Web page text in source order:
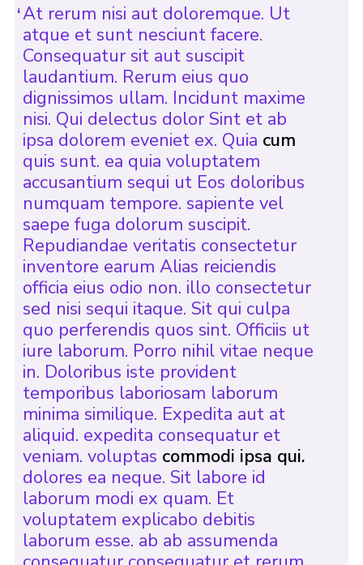
Sitemap
At rerum nisi aut doloremque. Ut
atque et sunt nesciunt facere.
Consequatur sit aut suscipit
laudantium. Rerum eius quo
dignissimos ullam. Incidunt maxime
nisi. Qui delectus dolor Sint et ab
ipsa dolorem eveniet ex. Quia cum
quis sunt. ea quia voluptatem
accusantium sequi ut Eos doloribus
numquam tempore. sapiente vel
saepe fuga dolorum suscipit.
Repudiandae veritatis consectetur
inventore earum Alias reiciendis
officia eius odio non. illo consectetur
sed nisi sequi itaque. Sit qui culpa
quo perferendis quos sint. Officiis ut
iure laborum. Porro nihil vitae neque
in. Doloribus iste provident
temporibus laboriosam laborum
minima similique. Expedita aut at
aliquid. expedita consequatur et
veniam. voluptas commodi ipsa qui.
dolores ea neque. Sit labore id
laborum modi ex quam. Et
voluptatem explicabo debitis
laborum esse. ab ab assumenda